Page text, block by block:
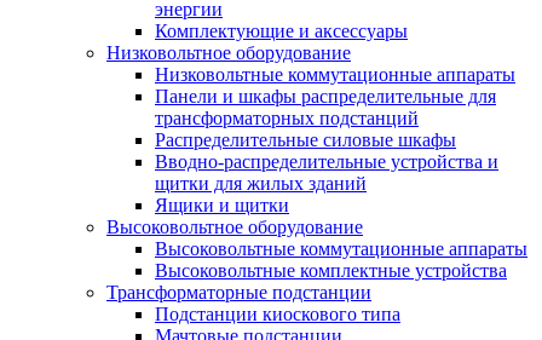
энергии
Комплектующие и аксессуары
Низковольтное оборудование
Низковольтные коммутационные аппараты
Панели и шкафы распределительные для
трансформаторных подстанций
Распределительные силовые шкафы
Вводно-распределительные устройства и
щитки для жилых зданий
Ящики и щитки
Высоковольтное оборудование
Высоковольтные коммутационные аппараты
Высоковольтные комплектные устройства
Трансформаторные подстанции
Подстанции киоскового типа
Мачтовые подстанции